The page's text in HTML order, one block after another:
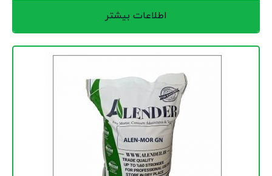
اطلاعات بیشتر